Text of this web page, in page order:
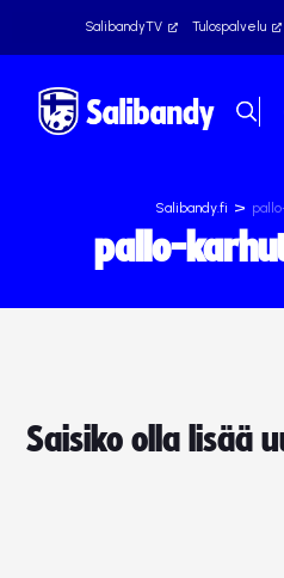
SalibandyTV Tulospalvelu
Salibandy.fi >
pallo-
Saisiko olla lisää